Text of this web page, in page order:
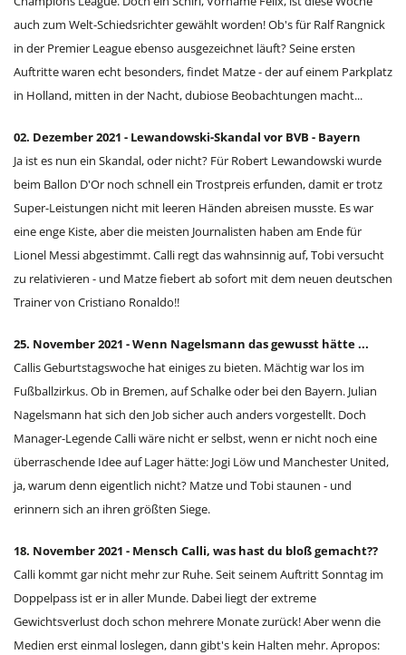
auch zum Welt-Schiedsrichter gewählt worden! Ob's für Ralf Rangnick
in der Premier League ebenso ausgezeichnet läuft? Seine ersten
Auftritte waren echt besonders, findet Matze - der auf einem Parkplatz
in Holland, mitten in der Nacht, dubiose Beobachtungen macht...
02. Dezember 2021 - Lewandowski-Skandal vor BVB - Bayern
Ja ist es nun ein Skandal, oder nicht? Für Robert Lewandowski wurde
beim Ballon D'Or noch schnell ein Trostpreis erfunden, damit er trotz
Super-Leistungen nicht mit leeren Händen abreisen musste. Es war
eine enge Kiste, aber die meisten Journalisten haben am Ende für
Lionel Messi abgestimmt. Calli regt das wahnsinnig auf, Tobi versucht
zu relativieren - und Matze fiebert ab sofort mit dem neuen deutschen
Trainer von Cristiano Ronaldo!!
25. November 2021 - Wenn Nagelsmann das gewusst hätte ...
Callis Geburtstagswoche hat einiges zu bieten. Mächtig war los im
Fußballzirkus. Ob in Bremen, auf Schalke oder bei den Bayern. Julian
Nagelsmann hat sich den Job sicher auch anders vorgestellt. Doch
Manager-Legende Calli wäre nicht er selbst, wenn er nicht noch eine
überraschende Idee auf Lager hätte: Jogi Löw und Manchester United,
ja, warum denn eigentlich nicht? Matze und Tobi staunen - und
erinnern sich an ihren größten Siege.
18. November 2021 - Mensch Calli, was hast du bloß gemacht??
Calli kommt gar nicht mehr zur Ruhe. Seit seinem Auftritt Sonntag im
Doppelpass ist er in aller Munde. Dabei liegt der extreme
Gewichtsverlust doch schon mehrere Monate zurück! Aber wenn die
Medien erst einmal loslegen, dann gibt's kein Halten mehr. Apropos: